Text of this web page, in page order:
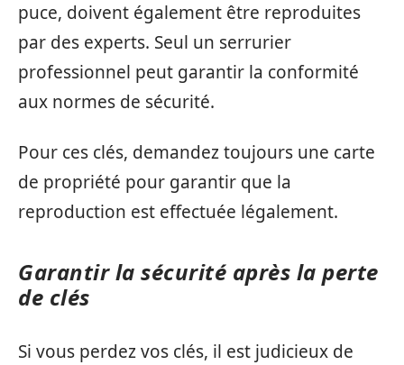
puce, doivent également être reproduites
par des experts. Seul un serrurier
professionnel peut garantir la conformité
aux normes de sécurité.
Pour ces clés, demandez toujours une carte
de propriété pour garantir que la
reproduction est effectuée légalement.
Garantir la sécurité après la perte
de clés
Si vous perdez vos clés, il est judicieux de